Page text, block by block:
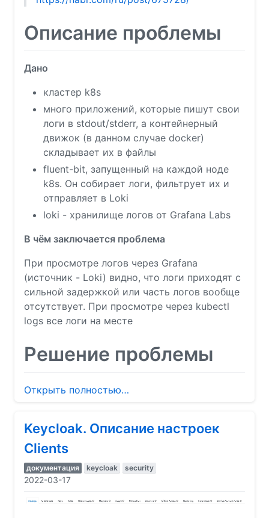
Описание проблемы
Дано
кластер k8s
много приложений, которые пишут свои
логи в stdout/stderr, а контейнерный
движок (в данном случае docker)
складывает их в файлы
fluent-bit, запущенный на каждой ноде
k8s. Он собирает логи, фильтрует их и
отправляет в Loki
loki - хранилище логов от Grafana Labs
В чём заключается проблема
При просмотре логов через Grafana
(источник - Loki) видно, что логи приходят с
сильной задержкой или часть логов вообще
отсутствует. При просмотре через kubectl
logs все логи на месте
Решение проблемы
Открыть полностью…
Keycloak. Описание настроек
Clients
документация keycloak security
2022-03-17